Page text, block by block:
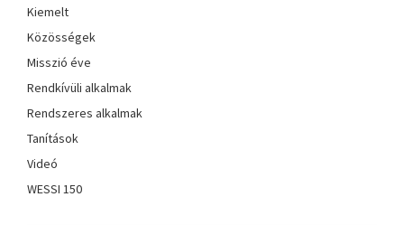
Kiemelt
Közösségek
Misszió éve
Rendkívüli alkalmak
Rendszeres alkalmak
Tanítások
Videó
WESSI 150